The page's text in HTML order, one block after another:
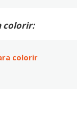
colorir:
colorir